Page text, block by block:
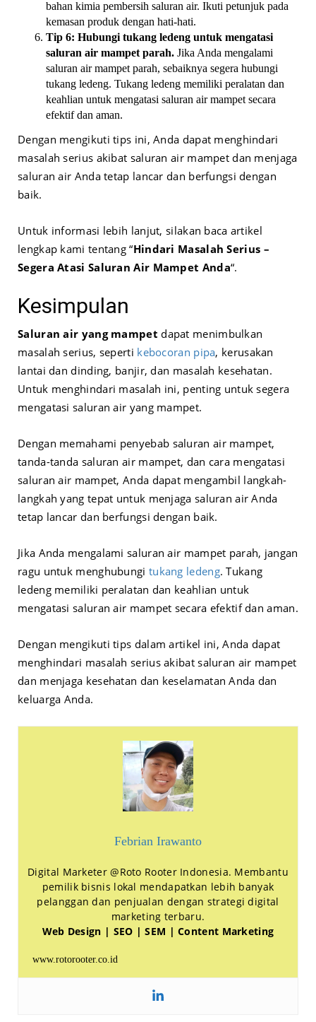
bahan kimia pembersih saluran air. Ikuti petunjuk pada
kemasan produk dengan hati-hati.
Tip 6: Hubungi tukang ledeng untuk mengatasi
saluran air mampet parah. Jika Anda mengalami
saluran air mampet parah, sebaiknya segera hubungi
tukang ledeng. Tukang ledeng memiliki peralatan dan
keahlian untuk mengatasi saluran air mampet secara
efektif dan aman.
Dengan mengikuti tips ini, Anda dapat menghindari
masalah serius akibat saluran air mampet dan menjaga
saluran air Anda tetap lancar dan berfungsi dengan
baik.
Untuk informasi lebih lanjut, silakan baca artikel
lengkap kami tentang “Hindari Masalah Serius –
Segera Atasi Saluran Air Mampet Anda“.
Kesimpulan
Saluran air yang mampet dapat menimbulkan
masalah serius, seperti kebocoran pipa, kerusakan
lantai dan dinding, banjir, dan masalah kesehatan.
Untuk menghindari masalah ini, penting untuk segera
mengatasi saluran air yang mampet.
Dengan memahami penyebab saluran air mampet,
tanda-tanda saluran air mampet, dan cara mengatasi
saluran air mampet, Anda dapat mengambil langkah-
langkah yang tepat untuk menjaga saluran air Anda
tetap lancar dan berfungsi dengan baik.
Jika Anda mengalami saluran air mampet parah, jangan
ragu untuk menghubungi tukang ledeng. Tukang
ledeng memiliki peralatan dan keahlian untuk
mengatasi saluran air mampet secara efektif dan aman.
Dengan mengikuti tips dalam artikel ini, Anda dapat
menghindari masalah serius akibat saluran air mampet
dan menjaga kesehatan dan keselamatan Anda dan
keluarga Anda.
Febrian Irawanto
Digital Marketer @Roto Rooter Indonesia. Membantu
pemilik bisnis lokal mendapatkan lebih banyak
pelanggan dan penjualan dengan strategi digital
marketing terbaru.
Web Design | SEO | SEM | Content Marketing
www.rotorooter.co.id